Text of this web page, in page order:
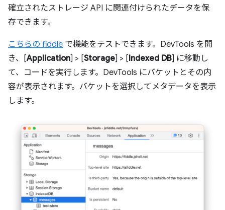
確立されたストレージ API に関連付けられたデータを保
存できます。
こちらの fiddle で機能をテストできます。DevTools を開
き、[Application] > [Storage] > [Indexed DB] に移動し
て、コードを実行します。DevTools にバケットとその内
容が表示されます。バケットを選択してメタデータを表示
します。